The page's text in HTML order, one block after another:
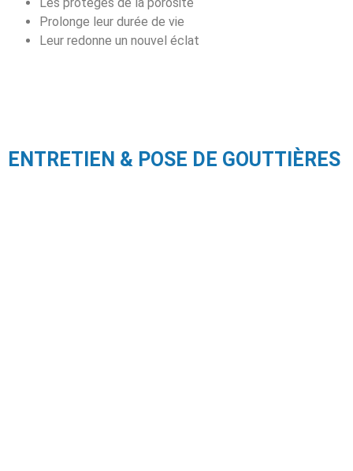
Les protèges de la porosité
Prolonge leur durée de vie
Leur redonne un nouvel éclat
ENTRETIEN & POSE DE GOUTTIÈRES